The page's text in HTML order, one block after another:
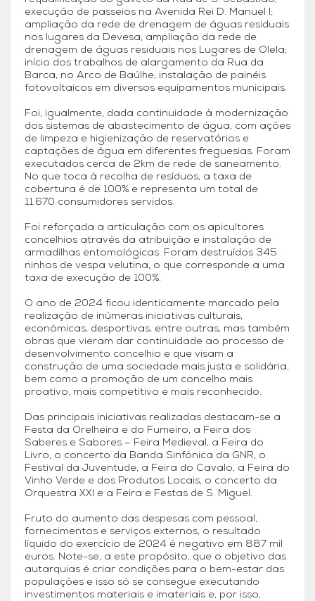
execução de passeios na Avenida Rei D. Manuel I;
ampliação da rede de drenagem de águas residuais
nos lugares da Devesa; ampliação da rede de
drenagem de águas residuais nos Lugares de Olela;
início dos trabalhos de alargamento da Rua da
Barca, no Arco de Baúlhe; instalação de painéis
fotovoltaicos em diversos equipamentos municipais.
Foi, igualmente, dada continuidade à modernização
dos sistemas de abastecimento de água, com ações
de limpeza e higienização de reservatórios e
captações de água em diferentes freguesias. Foram
executados cerca de 2km de rede de saneamento.
No que toca à recolha de resíduos, a taxa de
cobertura é de 100% e representa um total de
11.670 consumidores servidos.
Foi reforçada a articulação com os apicultores
concelhios através da atribuição e instalação de
armadilhas entomológicas. Foram destruídos 345
ninhos de vespa velutina, o que corresponde a uma
taxa de execução de 100%.
O ano de 2024 ficou identicamente marcado pela
realização de inúmeras iniciativas culturais,
económicas, desportivas, entre outras, mas também
obras que vieram dar continuidade ao processo de
desenvolvimento concelhio e que visam a
construção de uma sociedade mais justa e solidária,
bem como a promoção de um concelho mais
proativo, mais competitivo e mais reconhecido.
Das principais iniciativas realizadas destacam-se a
Festa da Orelheira e do Fumeiro, a Feira dos
Saberes e Sabores – Feira Medieval, a Feira do
Livro, o concerto da Banda Sinfónica da GNR, o
Festival da Juventude, a Feira do Cavalo, a Feira do
Vinho Verde e dos Produtos Locais, o concerto da
Orquestra XXI e a Feira e Festas de S. Miguel.
Fruto do aumento das despesas com pessoal,
fornecimentos e serviços externos, o resultado
líquido do exercício de 2024 é negativo em 887 mil
euros. Note-se, a este propósito, que o objetivo das
autarquias é criar condições para o bem-estar das
populações e isso só se consegue executando
investimentos materiais e imateriais e, por isso,